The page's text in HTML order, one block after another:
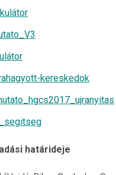
kereskedok
határideje